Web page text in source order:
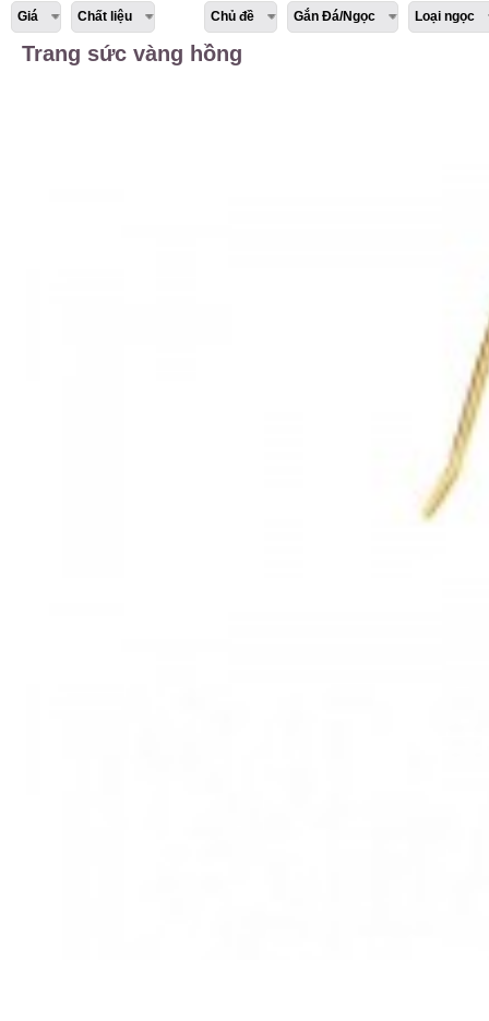
Giá Chất liệu Chủ đề Gắn Đá/Ngọc Loại ngọc
Trang sức vàng hồng